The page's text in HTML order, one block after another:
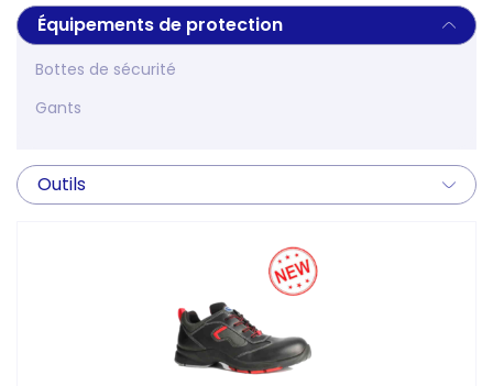
Équipements de protection
Bottes de sécurité
Gants
Outils